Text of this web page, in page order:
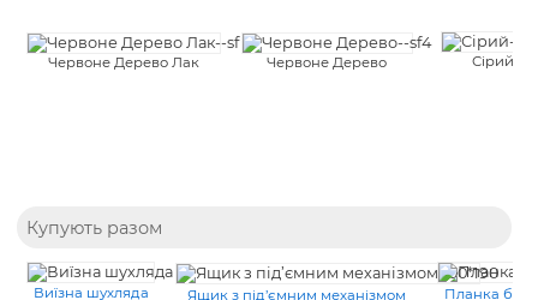
Червоне Дерево Лак Червоне Дерево Сірий
Купують разом
Виїзна шухляда
Ящик з під’ємним механізмом
Планка